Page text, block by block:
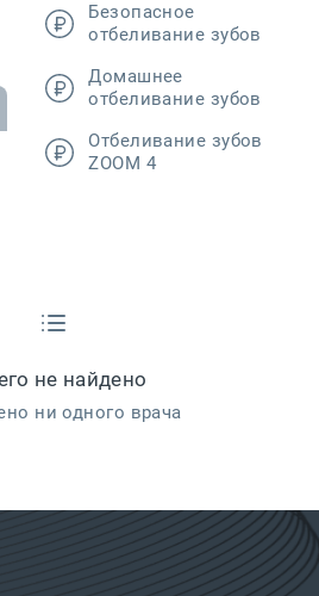
Безопасное
отбеливание зубов
Домашнее
отбеливание зубов
Отбеливание зубов
ZOOM 4
не найдено
ни одного врача